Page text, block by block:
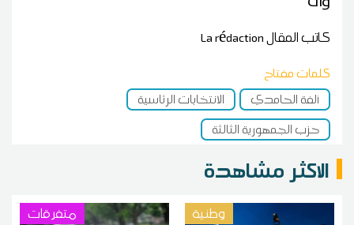
كاتب المقالLa rédaction
كلمات مفتاح
ألفة الحامدي
الانتخابات الرئاسية
حزب الجمهورية الثالثة
الاكثر مشاهدة
وطنية متفرقات